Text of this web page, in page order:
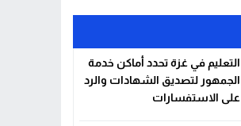
التعليم في غزة تحدد أماكن خدمة
الجمهور لتصديق الشهادات والرد
على الاستفسارات